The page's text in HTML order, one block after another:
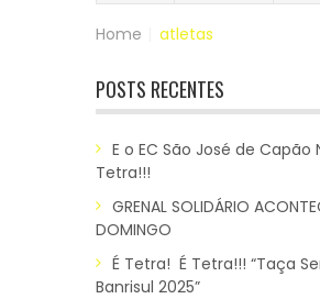
Home atletas
POSTS RECENTES
E o EC São José de Capão
Tetra!!!
GRENAL SOLIDÁRIO
DOMINGO
É Tetra! É Tetra!!! “Taça
Banrisul 2025”